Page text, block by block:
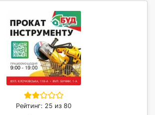
Рейтинг: 25 из 80